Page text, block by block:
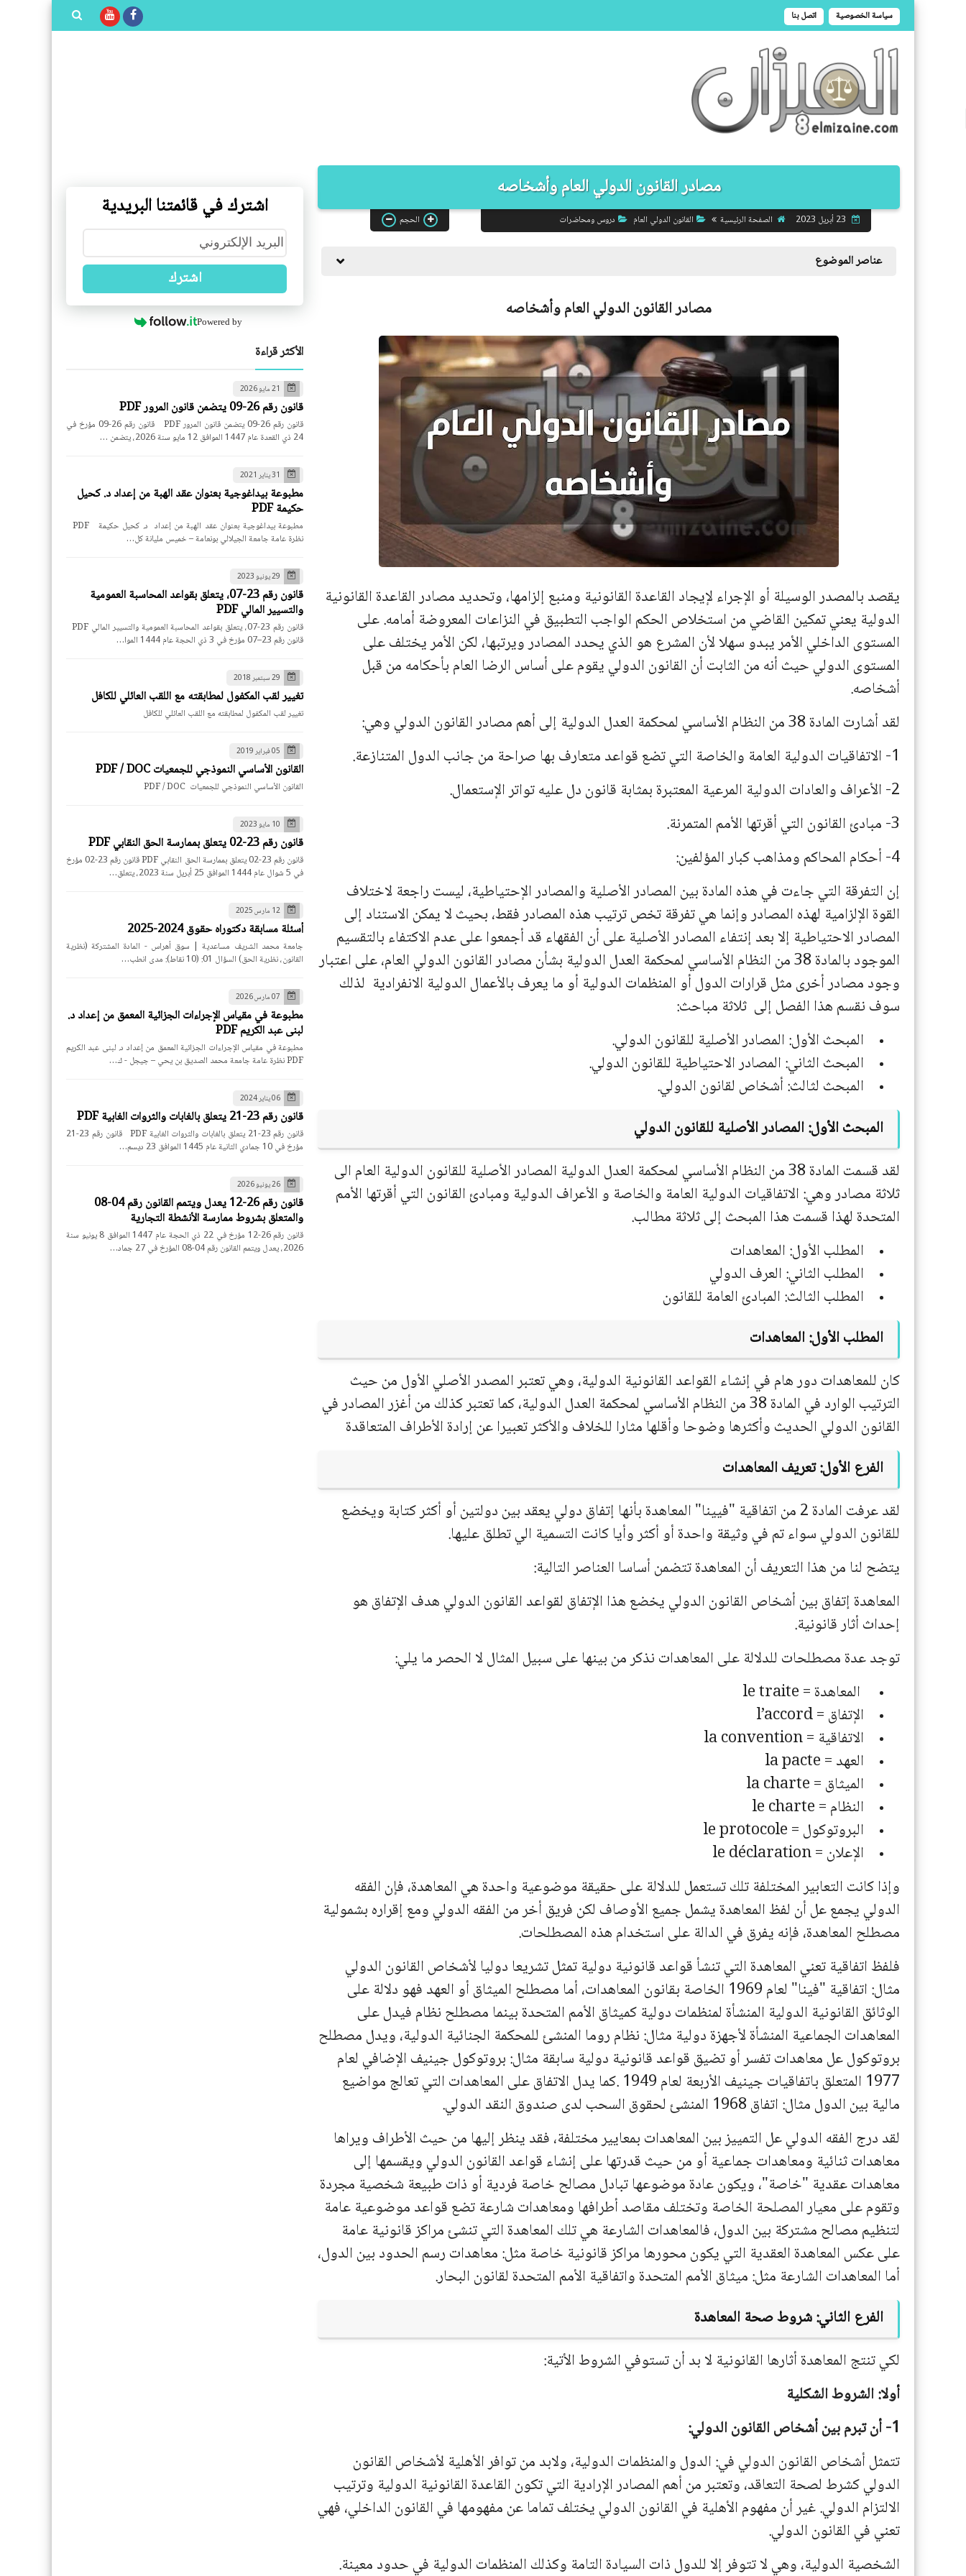
سياسة الخصوصية اتصل بنا
مصادر القانون الدولي العام وأشخاصه
الصفحة الرئيسية القانون الدولي العام دروس ومحاضرات الحجم
عناصر الموضوع
مصادر القانون الدولي العام وأشخاصه
يقصد بالمصدر الوسيلة أو الإجراء لإيجاد القاعدة القانونية ومنبع إلزامها، وتحديد مصادر القاعدة القانونية
الدولية يعني تمكين القاضي من استخلاص الحكم الواجب التطبيق في النزاعات المعروضة أمامه. على
المستوى الداخلي الأمر يبدو سهلا لأن المشرع هو الذي يحدد المصادر ويرتبها، لكن الأمر يختلف على
المستوى الدولي حيث أنه من الثابت أن القانون الدولي يقوم على أساس الرضا العام بأحكامه من قبل
أشخاصه.
لقد أشارت المادة 38 من النظام الأساسي لمحكمة العدل الدولية إلى أهم مصادر القانون الدولي وهي:
1- الاتفاقيات الدولية العامة والخاصة التي تضع قواعد متعارف بها صراحة من جانب الدول المتنازعة.
2- الأعراف والعادات الدولية المرعية المعتبرة بمثابة قانون دل عليه تواتر الإستعمال.
3- مبادئ القانون التي أقرتها الأمم المتمرنة.
4- أحكام المحاكم ومذاهب كبار المؤلفين:
إن التفرقة التي جاءت في هذه المادة بين المصادر الأصلية والمصادر الإحتياطية، ليست راجعة لاختلاف
القوة الإلزامية لهذه المصادر وإنما هي تفرقة تخص ترتيب هذه المصادر فقط، بحيث لا يمكن الاستناد إلى
المصادر الاحتياطية إلا بعد إنتفاء المصادر الأصلية على أن الفقهاء قد أجمعوا على عدم الاكتفاء بالتقسيم
الموجود بالمادة 38 من النظام الأساسي لمحكمة العدل الدولية بشأن مصادر القانون الدولي العام، على اعتبار
وجود مصادر أخرى مثل قرارات الدول أو المنظمات الدولية أو ما يعرف بالأعمال الدولية الانفرادية لذلك
سوف نقسم هذا الفصل إلى ثلاثة مباحث:
المبحث الأول: المصادر الأصلية للقانون الدولي.
المبحث الثاني: المصادر الاحتياطية للقانون الدولي.
المبحث لثالث: أشخاص لقانون الدولي.
المبحث الأول: المصادر الأصلية للقانون الدولي
لقد قسمت المادة 38 من النظام الأساسي لمحكمة العدل الدولية المصادر الأصلية للقانون الدولية العام الى
ثلاثة مصادر وهي: الاتفاقيات الدولية العامة والخاصة و الأعراف الدولية ومبادئ القانون التي أقرتها الأمم
المتحدة لهذا قسمت هذا المبحث إلى ثلاثة مطالب.
المطلب الأول: المعاهدات
المطلب الثاني: العرف الدولي
المطلب الثالث: المبادئ العامة للقانون
المطلب الأول: المعاهدات
كان للمعاهدات دور هام في إنشاء القواعد القانونية الدولية، وهي تعتبر المصدر الأصلي الأول من حيث
الترتيب الوارد في المادة 38 من النظام الأساسي لمحكمة العدل الدولية، كما تعتبر كذلك من أغزر المصادر في
القانون الدولي الحديث وأكثرها وضوحا وأقلها مثارا للخلاف والأكثر تعبيرا عن إرادة الأطراف المتعاقدة
الفرع الأول: تعريف المعاهدات
لقد عرفت المادة 2 من اتفاقية "فيينا" المعاهدة بأنها إتفاق دولي يعقد بين دولتين أو أكثر كتابة ويخضع
للقانون الدولي سواء تم في وثيقة واحدة أو أكثر وأيا كانت التسمية الي تطلق عليها.
يتضح لنا من هذا التعريف أن المعاهدة تتضمن أساسا العناصر التالية:
المعاهدة إتفاق بين أشخاص القانون الدولي يخضع هذا الإتفاق لقواعد القانون الدولي هدف الإتفاق هو
إحداث أثار قانونية.
توجد عدة مصطلحات للدلالة على المعاهدات نذكر من بينها على سبيل المثال لا الحصر ما يلي:
المعاهدة=
le traite
الإتفاق =l’accord
الاتفاقية =
la convention
العهد =la pacte
الميثاق=
la charte
النظام =le charte
البروتوكول =le protocole
الإعلان=
le déclaration
وإذا كانت التعابير المختلفة تلك تستعمل للدلالة على حقيقة موضوعية واحدة هي المعاهدة، فإن الفقه
الدولي يجمع عل أن لفظ المعاهدة يشمل جميع الأوصاف لكن فريق أخر من الفقه الدولي ومع إقراره بشمولية
مصطلح المعاهدة، فإنه يفرق في الدالة على استخدام هذه المصطلحات.
فلفظ اتفاقية تعني المعاهدة التي تنشأ قواعد قانونية دولية تمثل تشريعا دوليا لأشخاص القانون الدولي
مثال: اتفاقية "فينا" لعام 1969 الخاصة بقانون المعاهدات، أما مصطلح الميثاق أو العهد فهو دلالة على
الوثائق القانونية الدولية المنشأة لمنظمات دولية كميثاق الأمم المتحدة بينما مصطلح نظام فيدل على
المعاهدات الجماعية المنشأة لأجهزة دولية مثال: نظام روما المنشئ للمحكمة الجنائية الدولية، ويدل مصطلح
بروتوكول عل معاهدات تفسر أو تضيق قواعد قانونية دولية سابقة مثال: بروتوكول جينيف الإضافي لعام
1977 المتعلق باتفاقيات جينيف الأربعة لعام 1949 .كما يدل الاتفاق على المعاهدات التي تعالج مواضيع
مالية بين الدول مثال: اتفاق 1968 المنشئ لحقوق السحب لدى صندوق النقد الدولي.
لقد درج الفقه الدولي عل التمييز بين المعاهدات بمعايير مختلفة، فقد ينظر إليها من حيث الأطراف ويراها
معاهدات ثنائية ومعاهدات جماعية أو من حيث قدرتها على إنشاء قواعد القانون الدولي ويقسمها إلى
معاهدات عقدية "خاصة"، ويكون عادة موضوعها تبادل مصالح خاصة فردية أو ذات طبيعة شخصية مجردة
وتقوم على معيار المصلحة الخاصة وتختلف مقاصد أطرافها ومعاهدات شارعة تضع قواعد موضوعية عامة
لتنظيم مصالح مشتركة بين الدول، فالمعاهدات الشارعة هي تلك المعاهدة التي تنشئ مراكز قانونية عامة
على عكس المعاهدة العقدية التي يكون محورها مراكز قانونية خاصة مثل: معاهدات رسم الحدود بين الدول،
أما المعاهدات الشارعة مثل: ميثاق الأمم المتحدة واتفاقية الأمم المتحدة لقانون البحار.
الفرع الثاني: شروط صحة المعاهدة
لكي تنتج المعاهدة أثارها القانونية لا بد أن تستوفي الشروط الأتية:
أولا: الشروط الشكلية
1- أن تبرم بين أشخاص القانون الدولي:
تتمثل أشخاص القانون الدولي في: الدول والمنظمات الدولية، ولابد من توافر الأهلية لأشخاص القانون
الدولي كشرط لصحة التعاقد، وتعتبر من أهم المصادر الإرادية التي تكون القاعدة القانونية الدولية وترتيب
الالتزام الدولي. غير أن مفهوم الأهلية في القانون الدولي يختلف تماما عن مفهومها في القانون الداخلي، فهي
تعني في القانون الدولي.
الشخصية الدولية، وهي لا تتوفر إلا للدول ذات السيادة التامة وكذلك المنظمات الدولية في حدود معينة.
اشترك في قائمتنا البريدية
اشترك
Powered by
الأكثر قراءة
21 مايو 2026
قانون رقم 26-09 يتضمن قانون المرور PDF
قانون رقم 26-09 يتضمن قانون المرور PDF قانون رقم 26-09 مؤرخ في
24 ذي القعدة عام 1447 الموافق 12 مايو سنة 2026، يتضمن …
31 يناير 2021
مطبوعة بيداغوجية بعنوان عقد الهبة من إعداد د. كحيل
حكيمة PDF
نظرة عامة جامعة الجيلالي بونعامة – خميس مليانة كل…
29 يونيو 2023
قانون رقم 23-07، يتعلق بقواعد المحاسبة العمومية
والتسيير المالي PDF
قانون رقم 23–07 مؤرخ في 3 ذي الحجة عام 1444 الموا…
29 سبتمبر 2018
تغيير لقب المكفول لمطابقته مع اللقب العائلي للكافل
تغيير لقب المكفول لمطابقته مع اللقب العائلي للكافل
05 فبراير 2019
القانون الأساسي النموذجي للجمعيات PDF / DOC
القانون الأساسي النموذجي للجمعيات PDF / DOC
10 مايو 2023
قانون رقم 23-02 يتعلق بممارسة الحق النقابي PDF
قانون رقم 23-02 يتعلق بممارسة الحق النقابي PDF قانون رقم 23-02 مؤرخ
في 5 شوال عام 1444 الموافق 25 أبريل سنة 2023، يتعلق…
12 مارس 2025
أسئلة مسابقة دكتوراه حقوق 2024-2025
جامعة محمد الشريف مساعدية | سوق أهراس - المادة المشتركة (نظرية
القانون، نظرية الحق) السؤال 01: (10 نقاط): مدى انطب…
07 مارس 2026
مطبوعة في مقياس الإجراءات الجزائية المعمق من إعداد د.
لبنى عبد الكريم PDF
مطبوعة في مقياس الإجراءات الجزائية المعمق من إعداد د. لبنى عبد الكريم
PDF نظرة عامة جامعة محمد الصديق بن يحي – جيجل - ك…
06 يناير 2024
قانون رقم 23-21 يتعلق بالغابات والثروات الغابية PDF
قانون رقم 23-21 يتعلق بالغابات والثروات الغابية PDF قانون رقم 23-21
مؤرخ في 10 جمادي الثانية عام 1445 الموافق 23 ديسم…
26 يونيو 2026
قانون رقم 26-12 يعدل ويتمم القانون رقم 04-08
والمتعلق بشروط ممارسة الأنشطة التجارية
قانون رقم 26-12 مؤرخ في 22 ذي الحجة عام 1447 الموافق 8 يونيو سنة
2026، يعدل ويتمم القانون رقم 04-08 المؤرخ في 27 جماد…